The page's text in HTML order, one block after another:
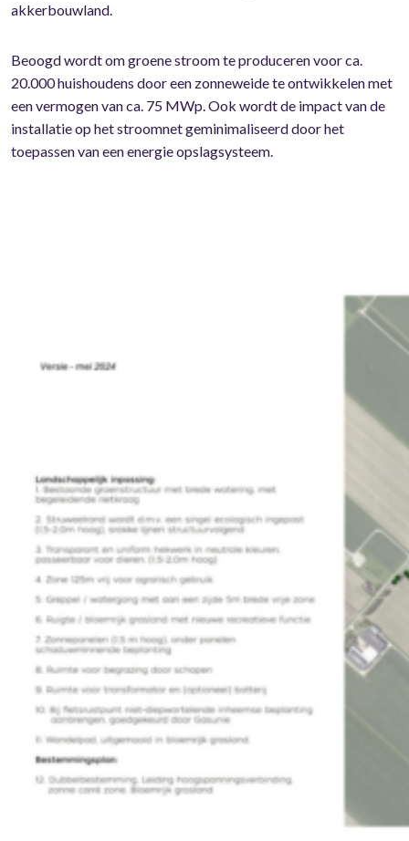
akkerbouwland.
Beoogd wordt om groene stroom te produceren voor ca.
20.000 huishoudens door een zonneweide te ontwikkelen met
een vermogen van ca. 75 MWp. Ook wordt de impact van de
installatie op het stroomnet geminimaliseerd door het
toepassen van een energie opslagsysteem.